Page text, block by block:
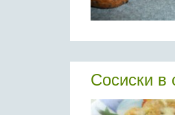
Сосиски в